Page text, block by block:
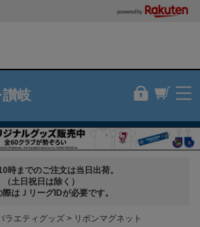
powered by
讃岐
時までのご注文は当日出荷。
（土日祝日は除く）
際はＪリーグIDが必要です。
ラエティグッズ リボンマグネット